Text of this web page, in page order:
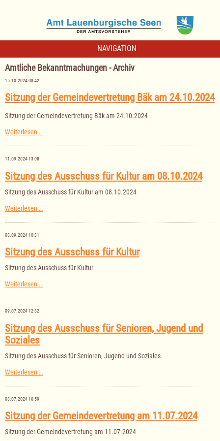
NAVIGATION
Amtliche Bekanntmachungen - Archiv
15.10.2024 08:42
Sitzung der Gemeindevertretung Bäk am 24.10.2024
Sitzung der Gemeindevertretung Bäk am 24.10.2024
Weiterlesen …Sitzung
Gemeindevertretung
24.10.2024
11.09.2024 13:08
Sitzung des Ausschuss für Kultur am 08.10.2024
Sitzung des Ausschuss für Kultur am 08.10.2024
Weiterlesen …
Ausschuss
08.10.2024
03.09.2024 10:31
Sitzung des Ausschuss für Kultur
Sitzung des Ausschuss für Kultur
Weiterlesen …Sitzung
Ausschuss
09.07.2024 12:32
Sitzung des Ausschuss für Senioren, Jugend und
Soziales
Sitzung des Ausschuss für Senioren, Jugend und Soziales
Weiterlesen …
Ausschuss
Jugend
und
03.07.2024 10:59
Sitzung der Gemeindevertretung am 11.07.2024
Sitzung der Gemeindevertretung am 11.07.2024